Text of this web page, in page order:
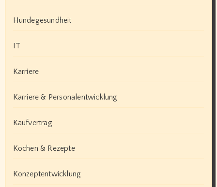
Hundegesundheit
IT
Karriere
Karriere & Personalentwicklung
Kaufvertrag
Kochen & Rezepte
Konzeptentwicklung